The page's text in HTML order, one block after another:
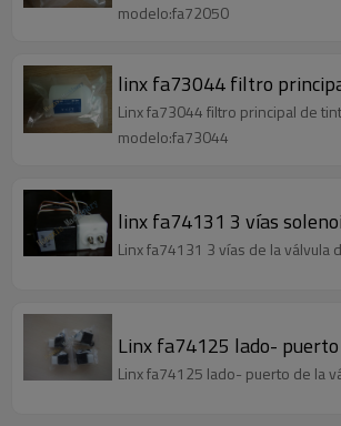
modelo:fa72050
linx fa73044 filtro
Linx fa73044 filtro principal de
modelo:fa73044
linx fa74131 3 vías
Linx fa74131 3 vías de la
Linx fa74125 lado-
Linx fa74125 lado- puerto de la